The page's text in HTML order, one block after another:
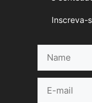
Inscreva-
mail